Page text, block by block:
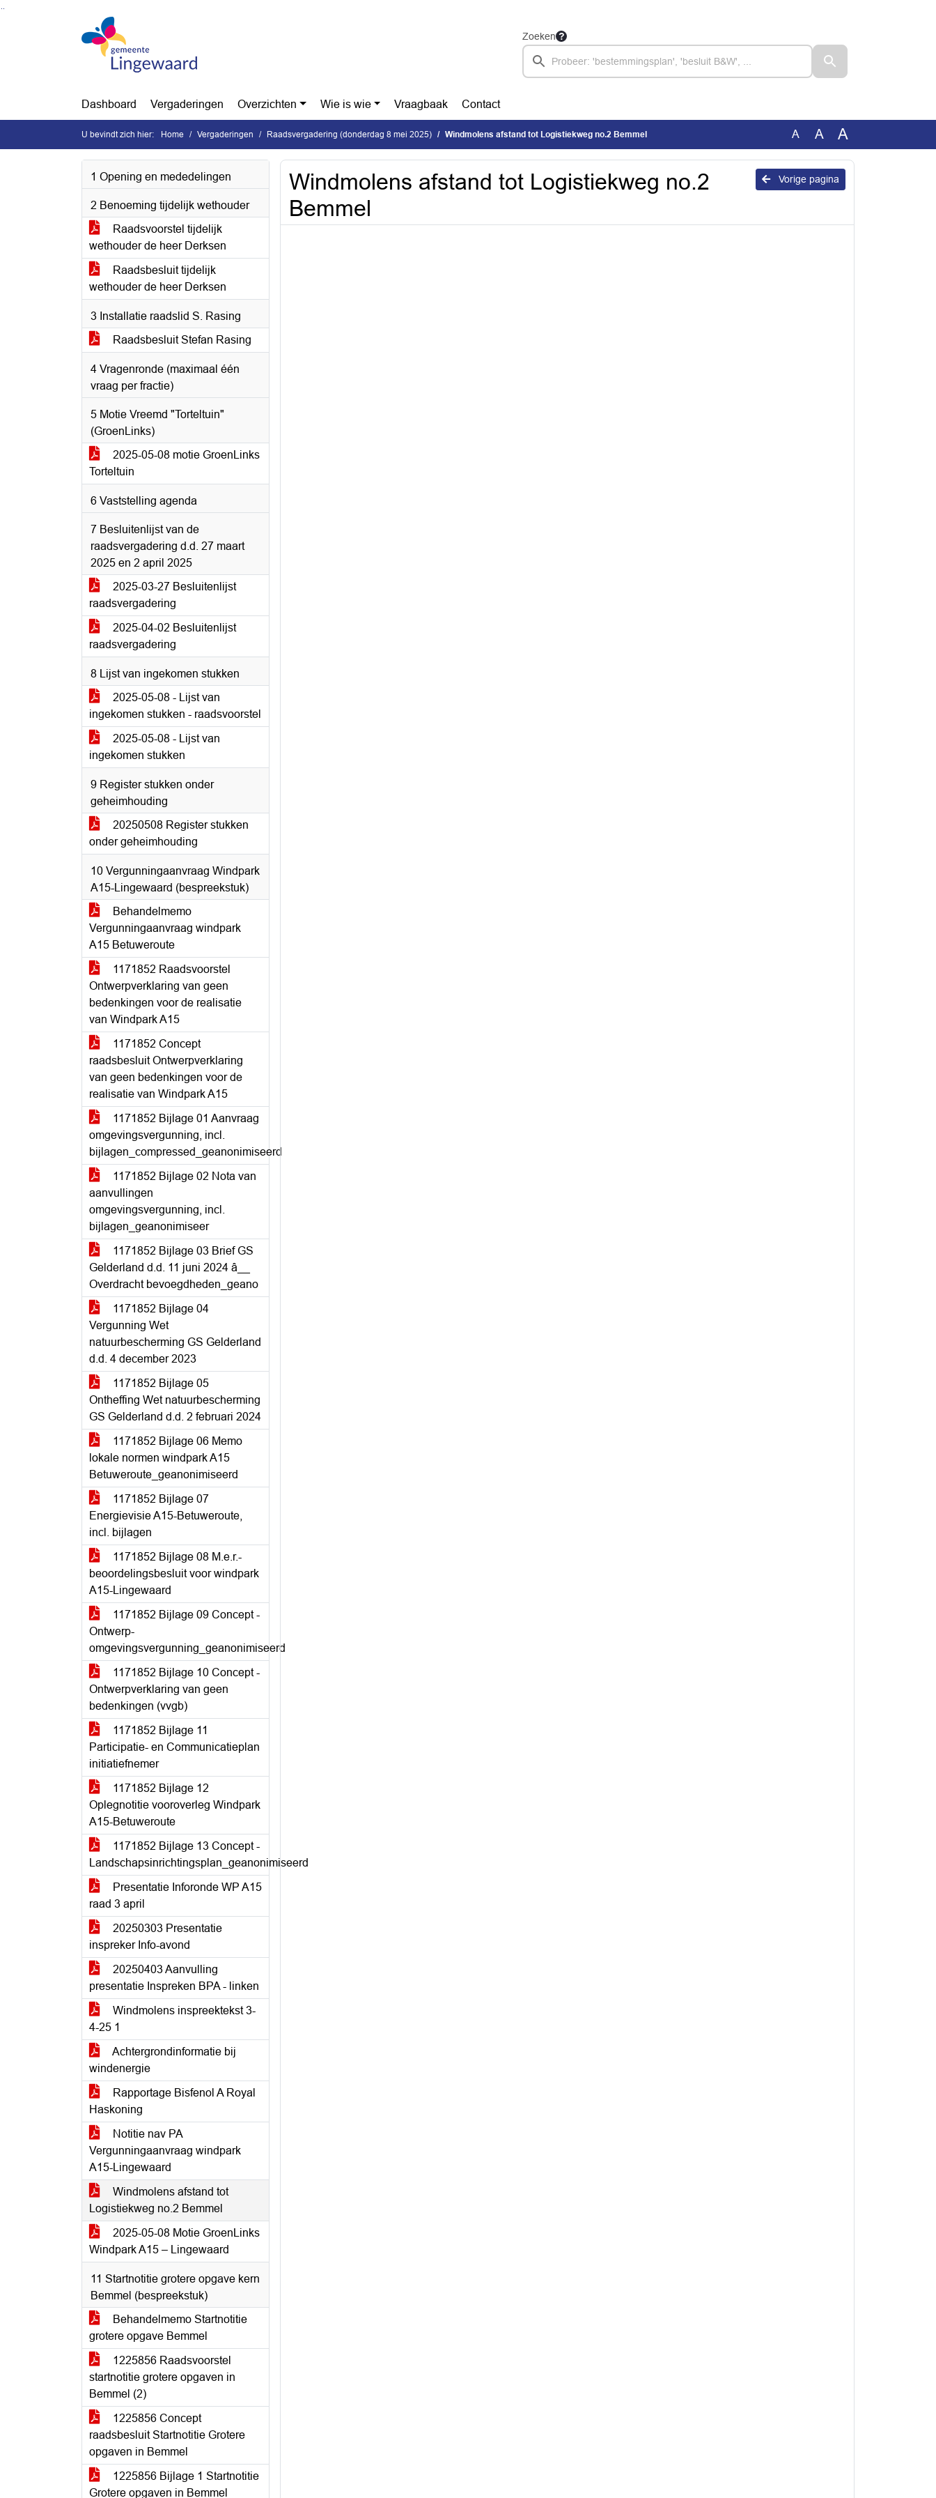
Ga naar de inhoud van deze pagina
Zoeken
Dashboard Vergaderingen Overzichten Wie is wie Vraagbaak Contact
U bevindt zich hier: Home Vergaderingen Raadsvergadering (donderdag 8 mei 2025) Windmolens afstand tot Logistiekweg no.2 Bemmel A A A
1 Opening en mededelingen
2 Benoeming tijdelijk wethouder
Raadsvoorstel tijdelijk
wethouder de heer Derksen
Raadsbesluit tijdelijk
wethouder de heer Derksen
3 Installatie raadslid S. Rasing
Raadsbesluit Stefan Rasing
4 Vragenronde (maximaal één
vraag per fractie)
5 Motie Vreemd "Torteltuin"
(GroenLinks)
2025-05-08 motie GroenLinks
Torteltuin
6 Vaststelling agenda
7 Besluitenlijst van de
raadsvergadering d.d. 27 maart
2025 en 2 april 2025
2025-03-27 Besluitenlijst
raadsvergadering
2025-04-02 Besluitenlijst
raadsvergadering
8 Lijst van ingekomen stukken
2025-05-08 - Lijst van
ingekomen stukken - raadsvoorstel
2025-05-08 - Lijst van
ingekomen stukken
9 Register stukken onder
geheimhouding
20250508 Register stukken
onder geheimhouding
10 Vergunningaanvraag Windpark
A15-Lingewaard (bespreekstuk)
Behandelmemo
Vergunningaanvraag windpark
A15 Betuweroute
1171852 Raadsvoorstel
Ontwerpverklaring van geen
bedenkingen voor de realisatie
van Windpark A15
1171852 Concept
raadsbesluit Ontwerpverklaring
van geen bedenkingen voor de
realisatie van Windpark A15
1171852 Bijlage 01 Aanvraag
omgevingsvergunning, incl.
bijlagen_compressed_geanonimiseerd
1171852 Bijlage 02 Nota van
aanvullingen
omgevingsvergunning, incl.
bijlagen_geanonimiseer
1171852 Bijlage 03 Brief GS
Gelderland d.d. 11 juni 2024 â__
Overdracht bevoegdheden_geano
1171852 Bijlage 04
Vergunning Wet
natuurbescherming GS Gelderland
d.d. 4 december 2023
1171852 Bijlage 05
Ontheffing Wet natuurbescherming
GS Gelderland d.d. 2 februari 2024
1171852 Bijlage 06 Memo
lokale normen windpark A15
Betuweroute_geanonimiseerd
1171852 Bijlage 07
Energievisie A15-Betuweroute,
incl. bijlagen
1171852 Bijlage 08 M.e.r.-
beoordelingsbesluit voor windpark
A15-Lingewaard
1171852 Bijlage 09 Concept -
Ontwerp-
omgevingsvergunning_geanonimiseerd
1171852 Bijlage 10 Concept -
Ontwerpverklaring van geen
bedenkingen (vvgb)
1171852 Bijlage 11
Participatie- en Communicatieplan
initiatiefnemer
1171852 Bijlage 12
Oplegnotitie vooroverleg Windpark
A15-Betuweroute
1171852 Bijlage 13 Concept -
Landschapsinrichtingsplan_geanonimiseerd
Presentatie Inforonde WP A15
raad 3 april
20250303 Presentatie
inspreker Info-avond
20250403 Aanvulling
presentatie Inspreken BPA - linken
Windmolens inspreektekst 3-
4-25 1
Achtergrondinformatie bij
windenergie
Rapportage Bisfenol A Royal
Haskoning
Notitie nav PA
Vergunningaanvraag windpark
A15-Lingewaard
Windmolens afstand tot
Logistiekweg no.2 Bemmel
2025-05-08 Motie GroenLinks
Windpark A15 – Lingewaard
11 Startnotitie grotere opgave kern
Bemmel (bespreekstuk)
Behandelmemo Startnotitie
grotere opgave Bemmel
1225856 Raadsvoorstel
startnotitie grotere opgaven in
Bemmel (2)
1225856 Concept
raadsbesluit Startnotitie Grotere
opgaven in Bemmel
1225856 Bijlage 1 Startnotitie
Grotere opgaven in Bemmel
Vorige pagina
Windmolens afstand tot Logistiekweg no.2
Bemmel